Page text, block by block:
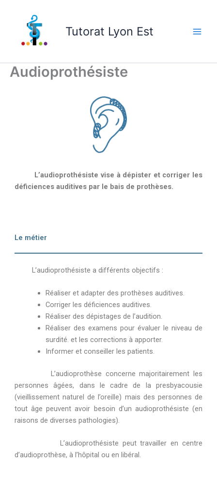
Tutorat Lyon Est
Audioprothésiste
L’audioprothésiste vise à dépister et corriger les
déficiences auditives par le bais de prothèses.
Le métier
L’audioprothésiste a différents objectifs :
Réaliser et adapter des prothèses auditives.
Corriger les déficiences auditives.
Réaliser des dépistages de l’audition.
Réaliser des examens pour évaluer le niveau de
surdité. et les corrections à apporter.
Informer et conseiller les patients.
L’audioprothèse concerne majoritairement les
personnes âgées, dans le cadre de la presbyacousie
(vieillissement naturel de l’oreille) mais des personnes de
tout âge peuvent avoir besoin d’un audioprothésiste (en
raisons de diverses pathologies).
L’audioprothésiste peut travailler en centre
d’audioprothèse, à l’hôpital ou en libéral.